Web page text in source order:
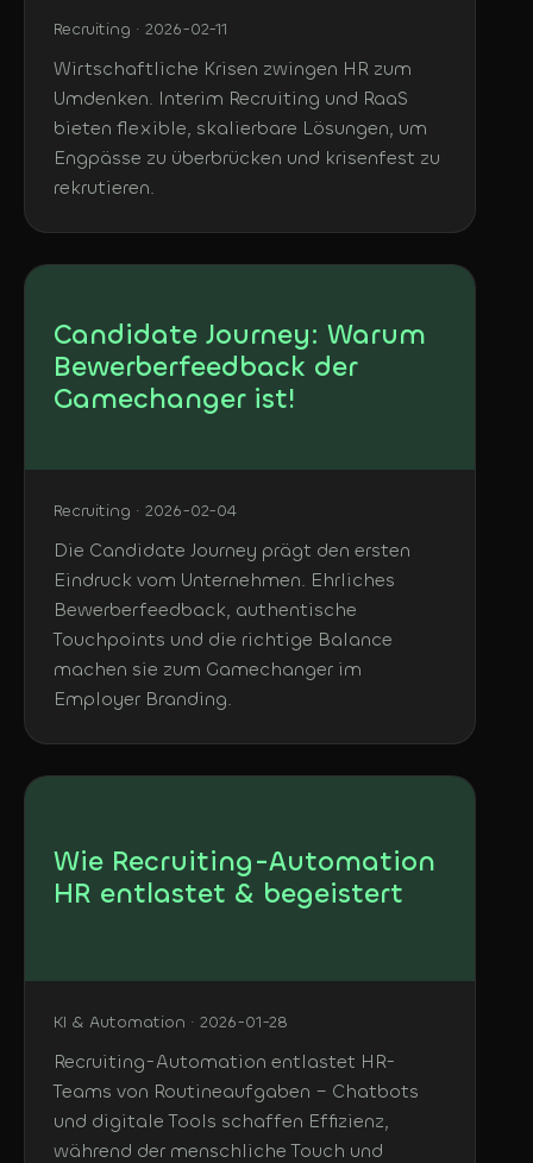
Recruiting · 2026-02-11
Wirtschaftliche Krisen zwingen HR zum
Umdenken. Interim Recruiting und RaaS
bieten flexible, skalierbare Lösungen, um
Engpässe zu überbrücken und krisenfest zu
rekrutieren.
Candidate Journey: Warum
Bewerberfeedback der
Gamechanger ist!
Recruiting · 2026-02-04
Die Candidate Journey prägt den ersten
Eindruck vom Unternehmen. Ehrliches
Bewerberfeedback, authentische
Touchpoints und die richtige Balance
machen sie zum Gamechanger im
Employer Branding.
Wie Recruiting-Automation
HR entlastet & begeistert
KI & Automation · 2026-01-28
Recruiting-Automation entlastet HR-
Teams von Routineaufgaben – Chatbots
und digitale Tools schaffen Effizienz,
während der menschliche Touch und